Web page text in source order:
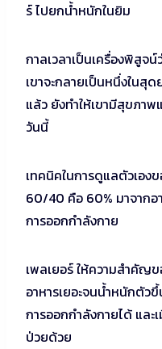
ร์ ไปยกน้ำหนักในยิม
กาลเวลาเป็นเครื่องพิสูจ
เขาจะกลายเป็นหนึ่งใน
แล้ว ยังทำให้เขามีสุขภา
วันนี้
เทคนิคในการดูแลตัวเอง
60/40 คือ 60% มาจากอ
การออกกำลังกาย
เพลเยอร์ ให้ความสำคัญ
อาหารเยอะจนน้ำหนักตัว
การออกกำลังกายได้ และ
ป่วยด้วย